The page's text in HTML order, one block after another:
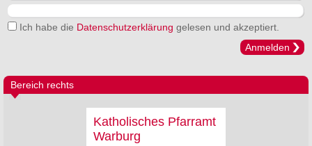
Ich habe die Datenschutzerklärung gelesen und akzeptiert.
Anmelden
Bereich rechts
Katholisches Pfarramt
Warburg